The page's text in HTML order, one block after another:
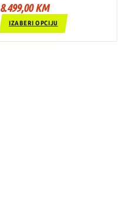
8.499,00 KM
IZABERI OPCIJU